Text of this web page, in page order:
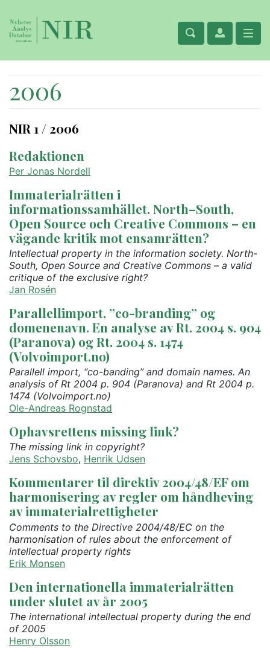
2006
NIR 1 / 2006
Redaktionen
Per Jonas Nordell
Immaterialrätten i
informationssamhället. North–South,
Open Source och Creative Commons – en
vägande kritik mot ensamrätten?
Intellectual property in the information society. North-
South, Open Source and Creative Commons – a valid
critique of the exclusive right?
Jan Rosén
Parallellimport, ”co-branding” og
domenenavn. En analyse av Rt. 2004 s. 904
(Paranova) og Rt. 2004 s. 1474
(Volvoimport.no)
Parallell import, “co-banding” and domain names. An
analysis of Rt 2004 p. 904 (Paranova) and Rt 2004 p.
1474 (Volvoimport.no)
Ole-Andreas Rognstad
Ophavsrettens missing link?
The missing link in copyright?
Jens Schovsbo, Henrik Udsen
Kommentarer til direktiv 2004/48/EF om
harmonisering av regler om håndheving
av immaterialrettigheter
Comments to the Directive 2004/48/EC on the
harmonisation of rules about the enforcement of
intellectual property rights
Erik Monsen
Den internationella immaterialrätten
under slutet av år 2005
The international intellectual property during the end
of 2005
Henry Olsson